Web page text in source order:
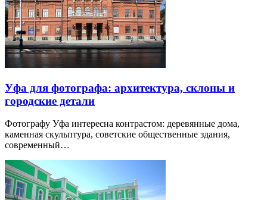
Уфа для фотографа: архитектура, склоны и
городские детали
Фотографу Уфа интересна контрастом: деревянные дома,
каменная скульптура, советские общественные здания,
современный…